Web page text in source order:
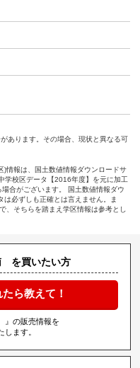
あります。その場合、現状と異なる可
)情報は、国土数値情報ダウンロードサ
学校区データ【2016年度】を元に加工
合がございます。 国土数値情報ダウ
必ずしも正確とは言えません。ま
、そちらを踏まえ学区情報は参考とし
を買いたい方
ら教えて！
』の販売情報を
します。